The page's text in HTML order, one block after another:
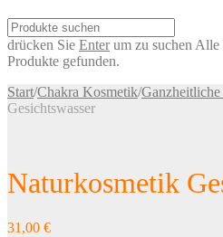
drücken Sie Enterum zu suchen Alle
Produkte gefunden.
Start/Chakra Kosmetik/
Gesichtswasser
Naturkosmetik
31,00 €